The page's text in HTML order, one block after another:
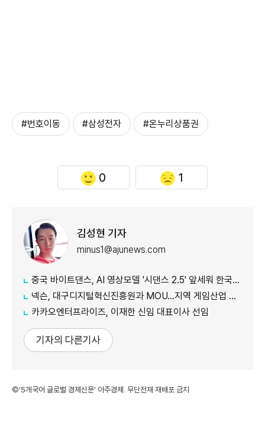
#번호이동 #삼성전자 #온누리상품권
0 1
김성현 기자
minus1@ajunews.com
중국 바이트댄스, AI 영상모델 '시댄스 2.5' 앞세워 한국 공략 본격화
넥슨, 대구디지털혁신진흥원과 MOU…지역 게임산업 육성 나선다
카카오엔터프라이즈, 이재한 신임 대표이사 선임
기자의 다른기사
©'5개국어 글로벌 경제신문' 아주경제. 무단전재·재배포 금지